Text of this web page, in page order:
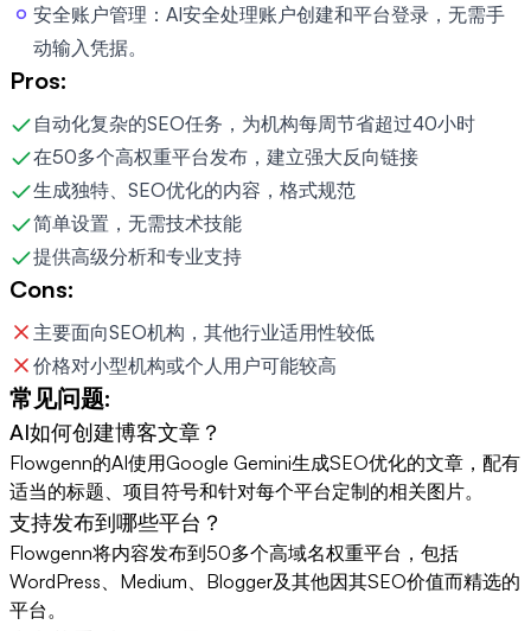
安全账户管理：AI安全处理账户创建和平台登录，无需手
动输入凭据。
Pros:
自动化复杂的SEO任务，为机构每周节省超过40小时
在50多个高权重平台发布，建立强大反向链接
生成独特、SEO优化的内容，格式规范
简单设置，无需技术技能
提供高级分析和专业支持
Cons:
主要面向SEO机构，其他行业适用性较低
价格对小型机构或个人用户可能较高
常见问题:
AI如何创建博客文章？
Flowgenn的AI使用Google Gemini生成SEO优化的文章，配有
适当的标题、项目符号和针对每个平台定制的相关图片。
支持发布到哪些平台？
Flowgenn将内容发布到50多个高域名权重平台，包括
WordPress、Medium、Blogger及其他因其SEO价值而精选的
平台。